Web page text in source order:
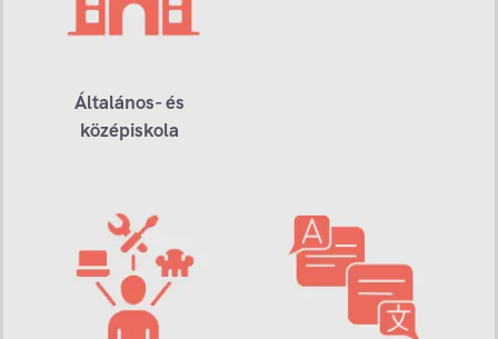
Általános- és
középiskola